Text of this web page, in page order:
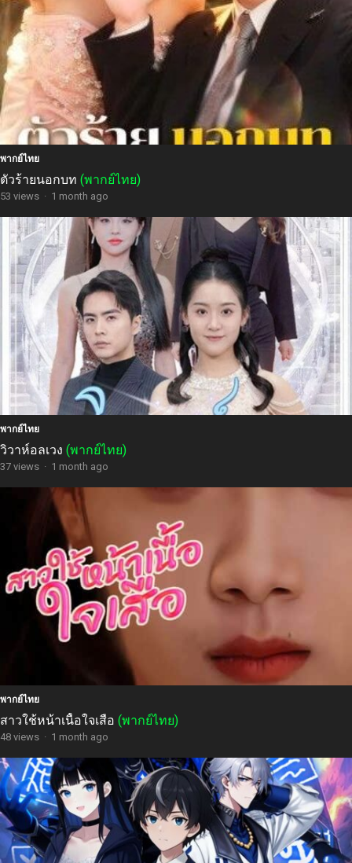
พากย์ไทย
ตัวร้ายนอกบท (พากย์ไทย)
53 views · 1 month ago
พากย์ไทย
วิวาห์อลเวง (พากย์ไทย)
37 views · 1 month ago
พากย์ไทย
สาวใช้หน้าเนื้อใจเสือ (พากย์ไทย)
48 views · 1 month ago